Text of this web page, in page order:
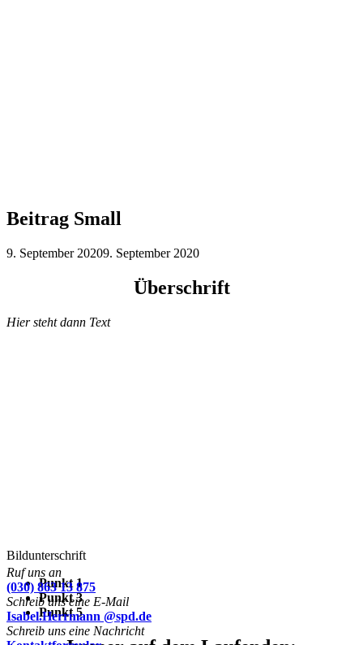
Beitrag Small
9. September 20209. September 2020
Überschrift
Hier steht dann Text
Bildunterschrift
Punkt 1
Punkt 3
Punkt 5
Ruf uns an
(030) 863 13 875
Schreib uns eine E-Mail
Isabel.Herrmann @spd.de
Schreib uns eine Nachricht